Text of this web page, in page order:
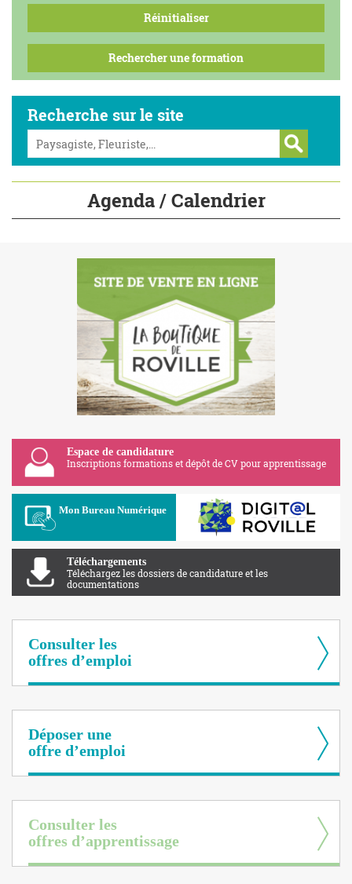
Recherche sur le site
Agenda / Calendrier
Espace de candidature
Inscriptions formations et dépôt de CV pour apprentissage
Mon Bureau Numérique Apolearn
Téléchargements
Téléchargez les dossiers de candidature et les
documentations
Consulter les
offres d’emploi
Déposer une
offre d’emploi
Consulter les
offres d’apprentissage